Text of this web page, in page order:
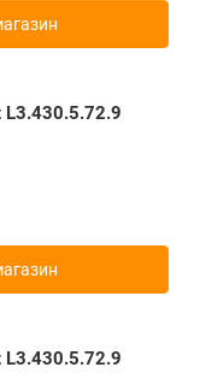
L3.430.5.72.9
L3.430.5.72.9